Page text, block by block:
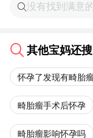
其他宝妈还
怀孕了发现有畸胎
畸胎瘤手术后怀孕
畸胎瘤影响怀孕吗